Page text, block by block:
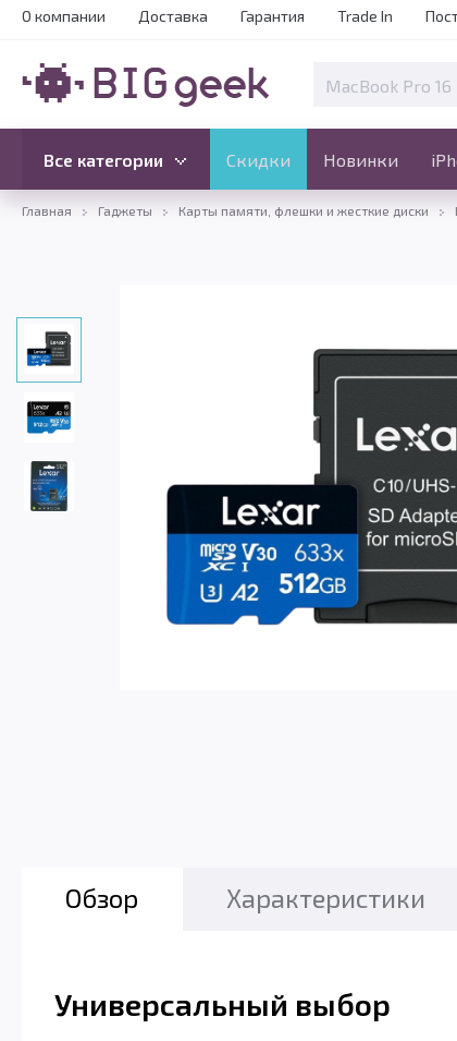
О компании Доставка Гарантия Trade In
Все категории Скидки Новинки
Скидки
Все категории
Главная Гаджеты Карты памяти, флешки и жесткие диски
Обзор Характеристики
Универсальный выбор